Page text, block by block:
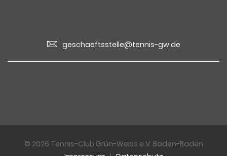
geschaeftsstelle@tennis-gw.de
© 2026 Tennis-Club Grün-Weiss e.V. Baden-Baden